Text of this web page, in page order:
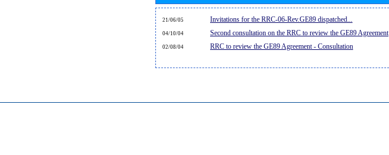
21/06/05 Invitations for the RRC-06-Rev.GE89 dispatched...
04/10/04 Second consultation on the RRC to review the GE89 Agreement
02/08/04 RRC to review the GE89 Agreement - Consultation